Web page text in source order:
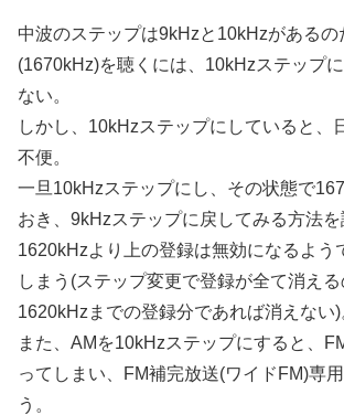
中波のステップは9kHzと10kHzがあるの
(1670kHz)を聴くには、10kHzステップ
ない。
しかし、10kHzステップにしていると、
不便。
一旦10kHzステップにし、その状態で
おき、9kHzステップに戻してみる方法を
1620kHzより上の登録は無効になるよう
しまう(ステップ変更で登録が全て消える
1620kHzまでの登録分であれば消えない)
また、AMを10kHzステップにすると、
ってしまい、FM補完放送(ワイドFM)専
う。